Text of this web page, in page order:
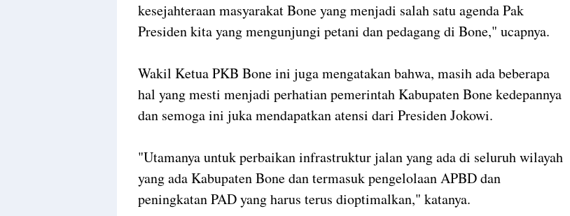
kesejahteraan masyarakat Bone yang menjadi salah satu agenda Pak
Presiden kita yang mengunjungi petani dan pedagang di Bone," ucapnya.
Wakil Ketua PKB Bone ini juga mengatakan bahwa, masih ada beberapa
hal yang mesti menjadi perhatian pemerintah Kabupaten Bone kedepannya
dan semoga ini juka mendapatkan atensi dari Presiden Jokowi.
"Utamanya untuk perbaikan infrastruktur jalan yang ada di seluruh wilayah
yang ada Kabupaten Bone dan termasuk pengelolaan APBD dan
peningkatan PAD yang harus terus dioptimalkan," katanya.